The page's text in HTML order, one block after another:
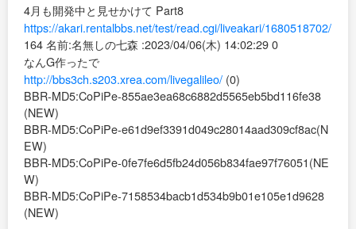
4月も開発中と見せかけて Part8
https://akari.rentalbbs.net/test/read.cgi/liveakari/1680518702/
164 名前:名無しの七森 :2023/04/06(木) 14:02:29 0
なんG作ったで
http://bbs3ch.s203.xrea.com/livegalileo/ (0)
BBR-MD5:CoPiPe-855ae3ea68c6882d5565eb5bd116fe38
(NEW)
BBR-MD5:CoPiPe-e61d9ef3391d049c28014aad309cf8ac(N
EW)
BBR-MD5:CoPiPe-0fe7fe6d5fb24d056b834fae97f76051(NE
W)
BBR-MD5:CoPiPe-7158534bacb1d534b9b01e105e1d9628
(NEW)